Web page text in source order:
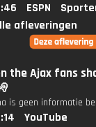
ESPN
afleveringen
the Ajax fans
is geen informatie
YouTube